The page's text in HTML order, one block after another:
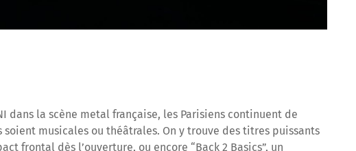
dans la scène metal française, les Parisiens continuent de
musicales ou théâtrales. On y trouve des titres puissants
frontal dès l’ouverture, ou encore “Back 2 Basics”, un